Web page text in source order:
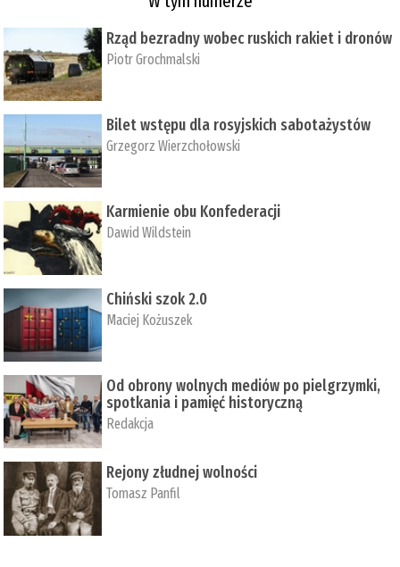
Rząd bezradny wobec ruskich rakiet i dronów
Piotr Grochmalski
Bilet wstępu dla rosyjskich sabotażystów
Grzegorz Wierzchołowski
Karmienie obu Konfederacji
Dawid Wildstein
Chiński szok 2.0
Maciej Kożuszek
Od obrony wolnych mediów po pielgrzymki,
spotkania i pamięć historyczną
Redakcja
Rejony złudnej wolności
Tomasz Panfil